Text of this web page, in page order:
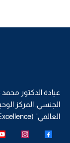
عيادة الدكتور
الجنسي. المركز
العالمي" (Center of Excellence)